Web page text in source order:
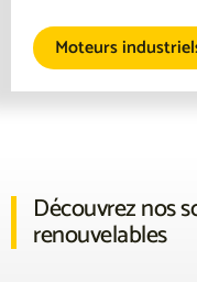
Moteurs
Découvrez nos
renouvelables